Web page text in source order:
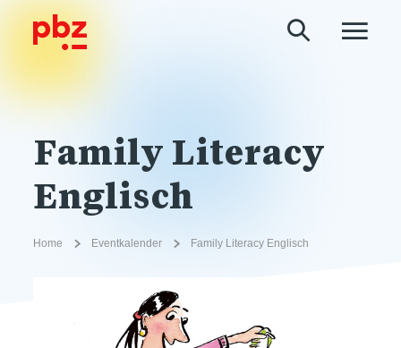
Family Literacy
Englisch
Home Eventkalender Family Literacy Englisch